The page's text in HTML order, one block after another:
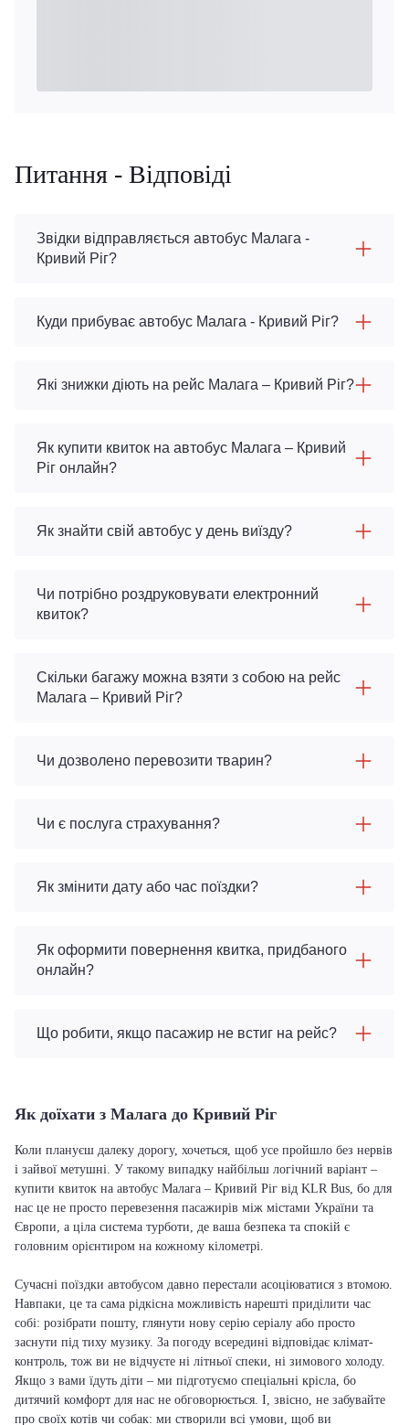
Питання - Відповіді
Звідки відправляється автобус Малага -
Кривий Ріг?
Куди прибуває автобус Малага - Кривий Ріг?
Які знижки діють на рейс Малага – Кривий Ріг?
Як купити квиток на автобус Малага – Кривий
Ріг онлайн?
Як знайти свій автобус у день виїзду?
Чи потрібно роздруковувати електронний
квиток?
Скільки багажу можна взяти з собою на рейс
Малага – Кривий Ріг?
Чи дозволено перевозити тварин?
Чи є послуга страхування?
Як змінити дату або час поїздки?
Як оформити повернення квитка, придбаного
онлайн?
Що робити, якщо пасажир не встиг на рейс?
Як доїхати з Малага до Кривий Ріг
Коли плануєш далеку дорогу, хочеться, щоб усе пройшло без нервів
і зайвої метушні. У такому випадку найбільш логічний варіант –
купити квиток на автобус Малага – Кривий Ріг від KLR Bus, бо для
нас це не просто перевезення пасажирів між містами України та
Європи, а ціла система турботи, де ваша безпека та спокій є
головним орієнтиром на кожному кілометрі.
Сучасні поїздки автобусом давно перестали асоціюватися з втомою.
Навпаки, це та сама рідкісна можливість нарешті приділити час
собі: розібрати пошту, глянути нову серію серіалу або просто
заснути під тиху музику. За погоду всередині відповідає клімат-
контроль, тож ви не відчуєте ні літньої спеки, ні зимового холоду.
Якщо з вами їдуть діти – ми підготуємо спеціальні крісла, бо
дитячий комфорт для нас не обговорюється. І, звісно, не забувайте
про своїх котів чи собак: ми створили всі умови, щоб ви